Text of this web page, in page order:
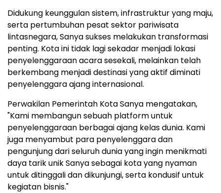
Didukung keunggulan sistem, infrastruktur yang maju,
serta pertumbuhan pesat sektor pariwisata
lintasnegara, Sanya sukses melakukan transformasi
penting. Kota ini tidak lagi sekadar menjadi lokasi
penyelenggaraan acara sesekali, melainkan telah
berkembang menjadi destinasi yang aktif diminati
penyelenggara ajang internasional.
Perwakilan Pemerintah Kota Sanya mengatakan,
"Kami membangun sebuah platform untuk
penyelenggaraan berbagai ajang kelas dunia. Kami
juga menyambut para penyelenggara dan
pengunjung dari seluruh dunia yang ingin menikmati
daya tarik unik Sanya sebagai kota yang nyaman
untuk ditinggali dan dikunjungi, serta kondusif untuk
kegiatan bisnis."